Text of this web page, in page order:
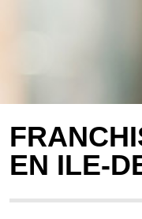
EN ILE-